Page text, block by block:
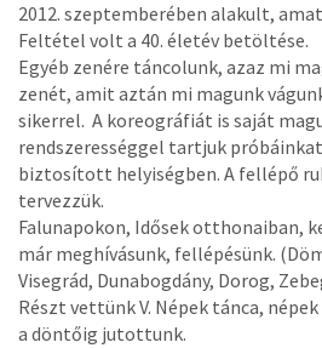
2012. szeptemberében alakult,
Feltétel volt a 40. életév betöltése.
Egyéb zenére táncolunk, azaz mi
zenét, amit aztán mi magunk
sikerrel. A koreográfiát is saját
rendszerességgel tartjuk
biztosított helyiségben. A fellépő
tervezzük.
Falunapokon, Idősek otthonaiban,
már meghívásunk, fellépésünk.
Visegrád, Dunabogdány, Dorog,
Részt vettünk V. Népek tánca,
a döntőig jutottunk.